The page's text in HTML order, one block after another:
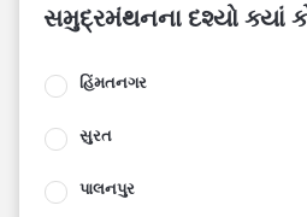
સમુદ્રમંથનના દશ્યો ક્યાં
હિંમતનગર
સુરત
પાલનપુર